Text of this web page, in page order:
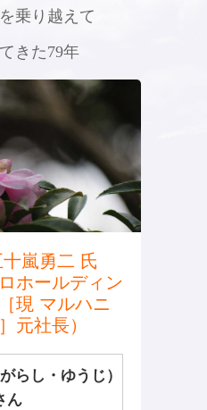
乗り越えて
きた79年
十嵐勇二 氏
ホールディン
現 マルハニ
元社長）
らし・ゆうじ）
ん